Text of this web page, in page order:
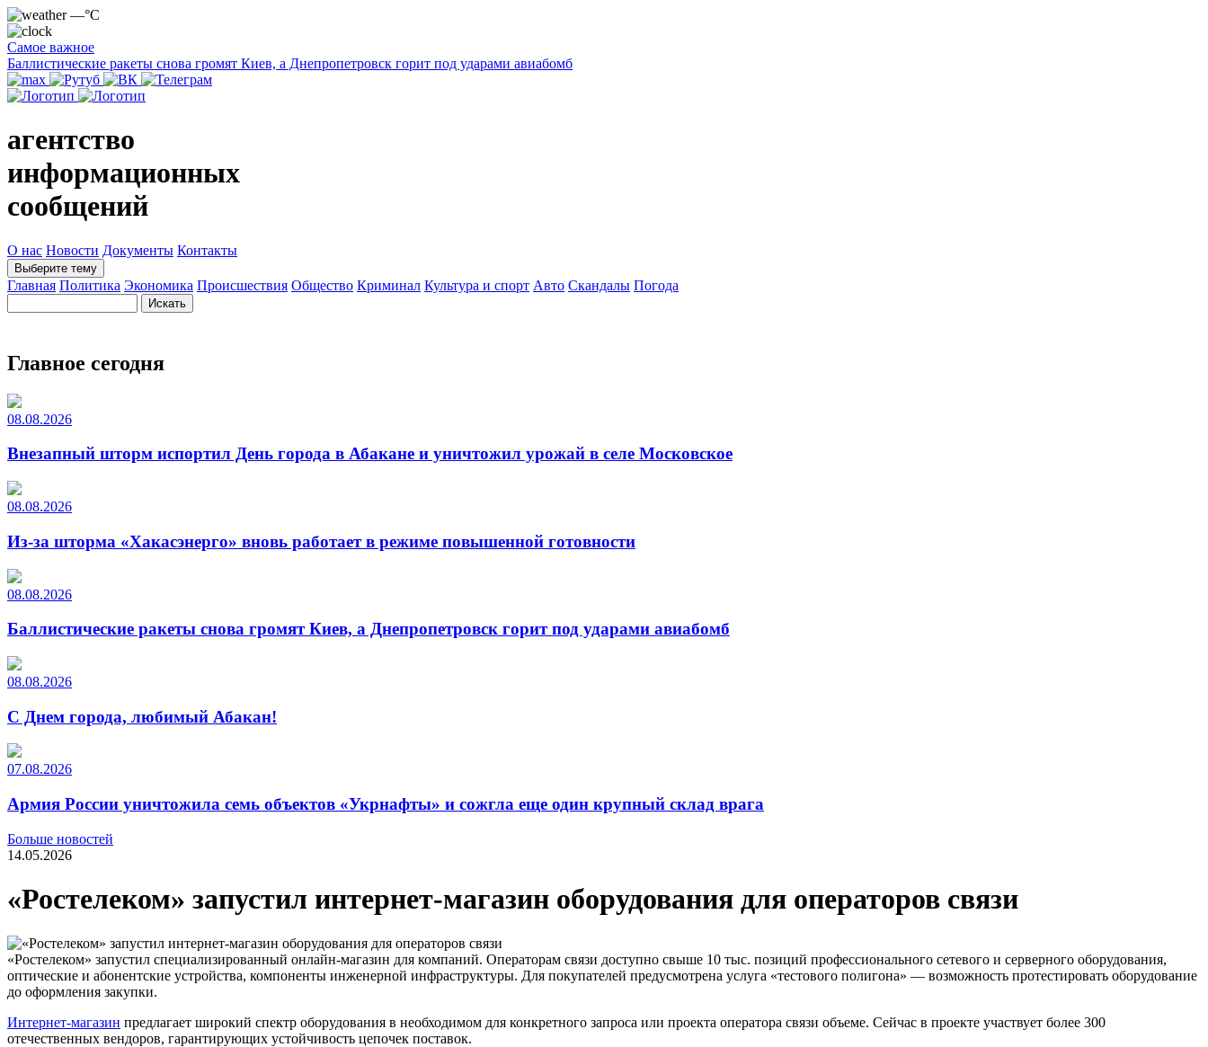
—°C
Самое важное
Баллистические ракеты снова громят Киев, а Днепропетровск горит под ударами авиабомб
агентство
информационных
сообщений
О нас Новости Документы Контакты
Выберите тему
Главная Политика Экономика Происшествия Общество Криминал Культура и спорт Авто Скандалы Погода
Главное сегодня
08.08.2026
Внезапный шторм испортил День города в Абакане и уничтожил урожай в селе Московское
08.08.2026
Из-за шторма «Хакасэнерго» вновь работает в режиме повышенной готовности
08.08.2026
Баллистические ракеты снова громят Киев, а Днепропетровск горит под ударами авиабомб
08.08.2026
С Днем города, любимый Абакан!
07.08.2026
Армия России уничтожила семь объектов «Укрнафты» и сожгла еще один крупный склад врага
Больше новостей
14.05.2026
«Ростелеком» запустил интернет-магазин оборудования для операторов связи
«Ростелеком» запустил специализированный онлайн-магазин для компаний. Операторам связи доступно свыше 10 тыс. позиций профессионального сетевого и серверного оборудования,
оптические и абонентские устройства, компоненты инженерной инфраструктуры. Для покупателей предусмотрена услуга «тестового полигона» — возможность протестировать оборудование
до оформления закупки.
Интернет-магазин предлагает широкий спектр оборудования в необходимом для конкретного запроса или проекта оператора связи объеме. Сейчас в проекте участвует более 300
отечественных вендоров, гарантирующих устойчивость цепочек поставок.